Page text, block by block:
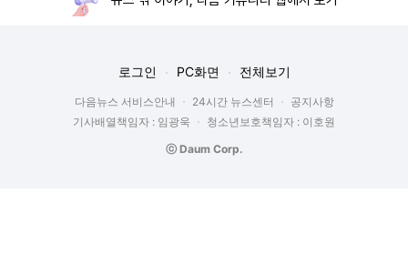
로그인 PC화면 전체보기
다음뉴스 서비스안내 24시간 뉴스센터
공지사항
기사배열책임자 : 임광욱
청소년보호책임자 : 이호원
ⓒ Daum Corp.